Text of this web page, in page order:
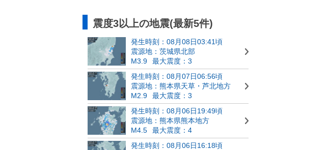
震度3以上の地震(最新5件)
発生時刻：08月08日03:41頃
震源地：茨城県北部
M3.9
最大震度：3
発生時刻：08月07日06:56頃
震源地：熊本県天草・芦北地方
M2.9
最大震度：3
発生時刻：08月06日19:49頃
震源地：熊本県熊本地方
M4.5
最大震度：4
発生時刻：08月06日16:18頃